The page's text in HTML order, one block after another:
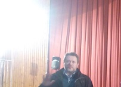
Перейти к основному содержанию